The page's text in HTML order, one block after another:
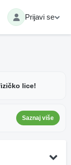
Prijavi se
lice!
Saznaj više